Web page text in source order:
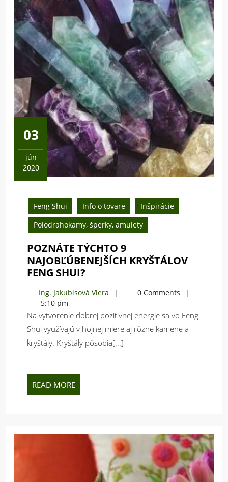
03
jún
2020
2020
Feng Shui Info o tovare
Inšpirácie
Polodrahokamy, šperky, amulety
POZNÁTE TÝCHTO 9
NAJOBĽÚBENEJŠÍCH KRYŠTÁLOV
FENG SHUI?
9
NAJOBĽÚBENEJŠÍCH
KRYŠTÁLOV
FENG
SHUI?
Ing. Jakubisová VieraIng.
Viera
0 Comments
5:10 pm
Na vytvorenie dobrej pozitívnej energie sa vo Feng
Shui využívajú v hojnej miere aj rôzne kamene a
kryštály. Kryštály pôsobia[...]
READ MOREREAD
MORE